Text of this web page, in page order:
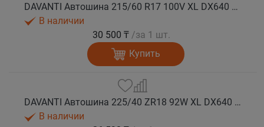
DAVANTI Автошина 215/60 R17 100V XL DX640 лето
В наличии
30 500 ₸ /за 1 шт.
Купить
DAVANTI Автошина 225/40 ZR18 92W XL DX640 RPR лето
В наличии